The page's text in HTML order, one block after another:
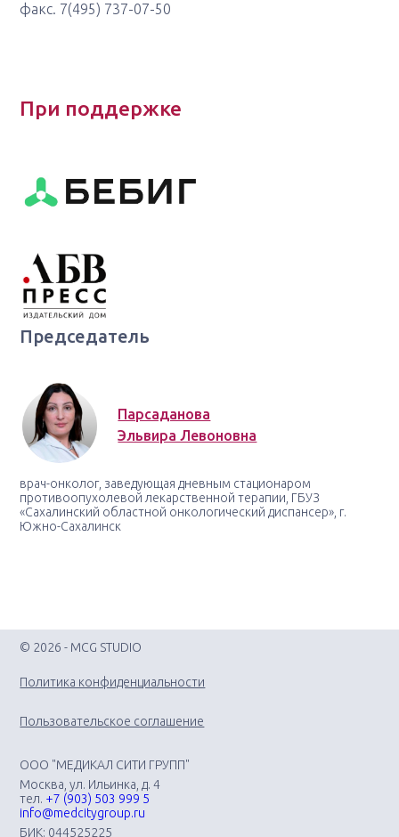
факс. 7(495) 737-07-50
При поддержке
Председатель
Парсаданова
Эльвира Левоновна
врач-онколог, заведующая дневным стационаром
противоопухолевой лекарственной терапии, ГБУЗ
«Сахалинский областной онкологический диспансер», г.
Южно-Сахалинск
© 2026 - MCG STUDIO
Политика конфиденциальности
Пользовательское соглашение
ООО "МЕДИКАЛ СИТИ ГРУПП"
Москва, ул. Ильинка, д. 4
тел. +7 (903) 503 999 5
info@medcitygroup.ru
БИК: 044525225